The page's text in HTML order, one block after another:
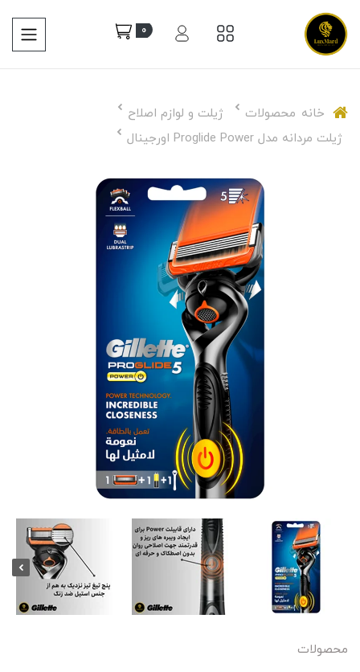
0
خانه محصولات
ژیلت و لوازم اصلاح
ژیلت مردانه مدل Proglide Power اورجینال
محصولات